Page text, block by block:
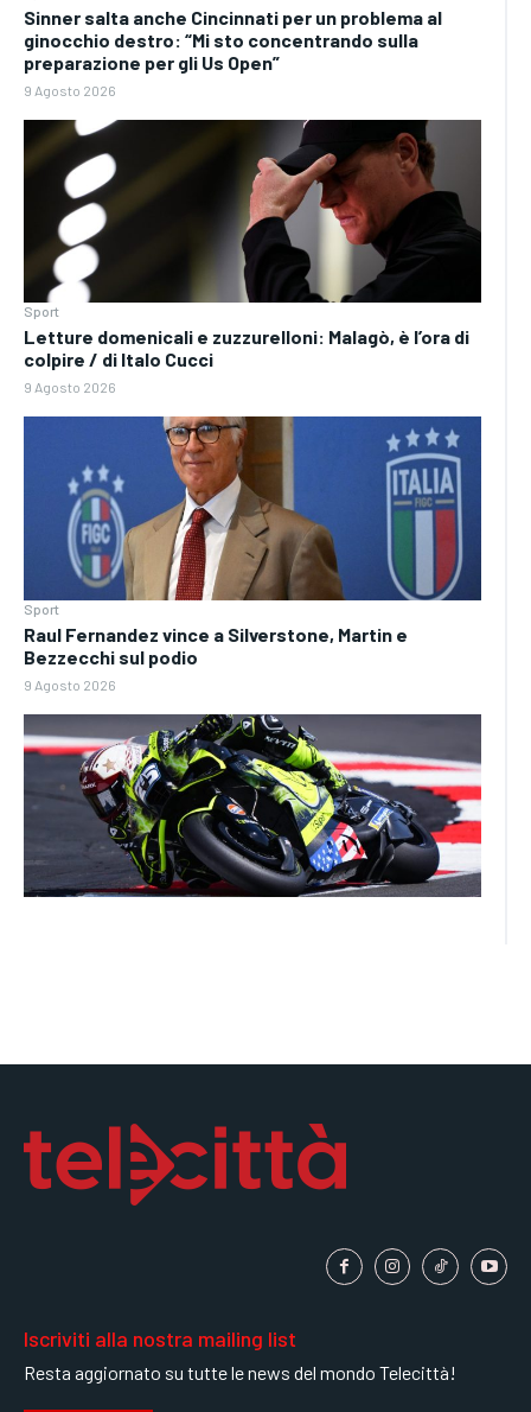
Sinner salta anche Cincinnati per un problema al
ginocchio destro: “Mi sto concentrando sulla
preparazione per gli Us Open”
9 Agosto 2026
Sport
Letture domenicali e zuzzurelloni: Malagò, è l’ora di
colpire / di Italo Cucci
9 Agosto 2026
Sport
Raul Fernandez vince a Silverstone, Martin e
Bezzecchi sul podio
9 Agosto 2026
Iscriviti alla nostra mailing list
Resta aggiornato su tutte le news del mondo Telecittà!